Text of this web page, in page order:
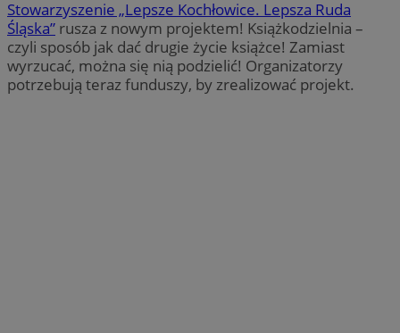
Stowarzyszenie „Lepsze Kochłowice. Lepsza Ruda
Śląska” rusza z nowym projektem! Książkodzielnia –
czyli sposób jak dać drugie życie książce! Zamiast
wyrzucać, można się nią podzielić! Organizatorzy
potrzebują teraz funduszy, by zrealizować projekt.